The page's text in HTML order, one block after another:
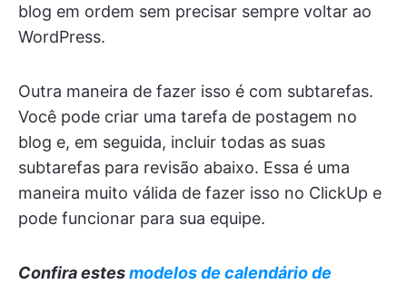
blog em ordem sem precisar sempre voltar ao
WordPress.
Outra maneira de fazer isso é com subtarefas.
Você pode criar uma tarefa de postagem no
blog e, em seguida, incluir todas as suas
subtarefas para revisão abaixo. Essa é uma
maneira muito válida de fazer isso no ClickUp e
pode funcionar para sua equipe.
Confira estesmodelos de calendário de